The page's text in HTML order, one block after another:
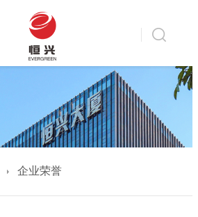
企业荣誉